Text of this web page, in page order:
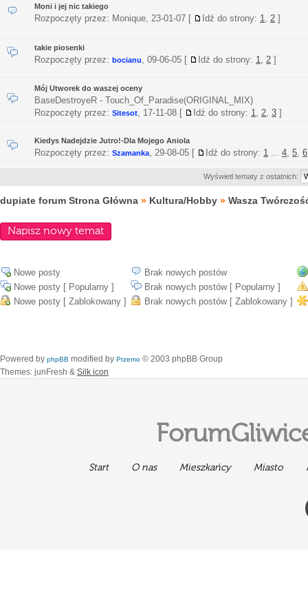
Moni i jej nic takiego
Rozpoczęty przez: Monique, 23-01-07 [ Idź do strony: 1, 2 ]
takie piosenki
Rozpoczęty przez: bocianu, 09-06-05 [ Idź do strony: 1, 2 ]
Mój Utworek do waszej oceny
BaseDestroyeR - Touch_Of_Paradise(ORIGINAL_MIX)
Rozpoczęty przez: Sitesot, 17-11-08 [ Idź do strony: 1, 2, 3 ]
Kiedys Nadejdzie Jutro!-Dla Mojego Aniola
Rozpoczęty przez: Szamanka, 29-08-05 [ Idź do strony: 1 ... 4, 5, 6
Wyświetl tematy z ostatnich:
dupiate forum Strona Główna » Kultura/Hobby » Wasza
Napisz nowy temat
Nowe posty
Brak nowych postów
Nowe posty [ Popularny ]
Brak nowych postów [ Popularny ]
Nowe posty [ Zablokowany ]
Brak nowych postów [ Zablokowany ]
Powered by phpBB modified by Przemo © 2003 phpBB Group
Themes: junFresh & Silk icon
Start O nas Mieszkańcy Miasto